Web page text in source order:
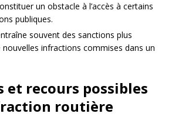
un obstacle à l’accès à certains
publiques.
souvent des sanctions plus
nouvelles infractions commises dans un
et recours possibles
routière